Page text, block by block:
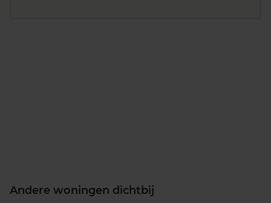
Andere woningen dichtbij